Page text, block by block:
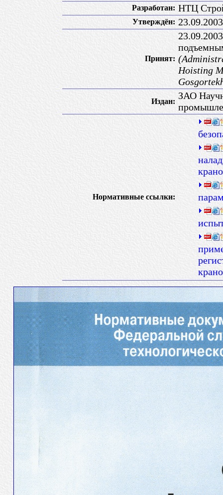
Разработан: НТЦ
Утверждён:
Принят:
Hoisting
Издан:
ЗАО
Нормативные ссылки: